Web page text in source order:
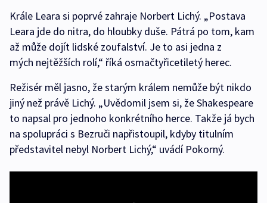
Krále Leara si poprvé zahraje Norbert Lichý. „Postava
Leara jde do nitra, do hloubky duše. Pátrá po tom, kam
až může dojít lidské zoufalství. Je to asi jedna z
mých nejtěžších rolí,“ říká osmačtyřicetiletý herec.
Režisér měl jasno, že starým králem nemůže být nikdo
jiný než právě Lichý. „Uvědomil jsem si, že Shakespeare
to napsal pro jednoho konkrétního herce. Takže já bych
na spolupráci s Bezruči napřistoupil, kdyby titulním
představitel nebyl Norbert Lichý,“ uvádí Pokorný.